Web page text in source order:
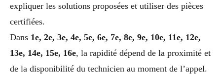
expliquer les solutions proposées et utiliser des pièces
certifiées.
Dans 1e, 2e, 3e, 4e, 5e, 6e, 7e, 8e, 9e, 10e, 11e, 12e,
13e, 14e, 15e, 16e, la rapidité dépend de la proximité et
de la disponibilité du technicien au moment de l’appel.